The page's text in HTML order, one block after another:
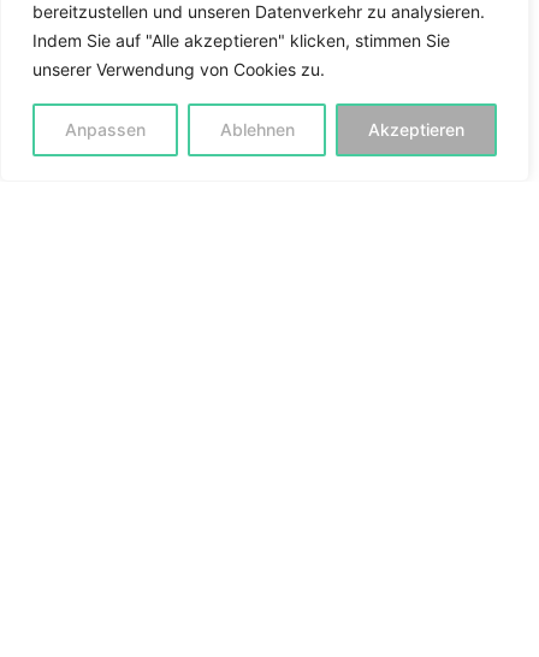
bereitzustellen und unseren Datenverkehr zu analysieren.
Indem Sie auf "Alle akzeptieren" klicken, stimmen Sie
unserer Verwendung von Cookies zu.
Anpassen Ablehnen Akzeptieren
Rat & Tat
Gesundheit & Körper
Arbeit & Beruf